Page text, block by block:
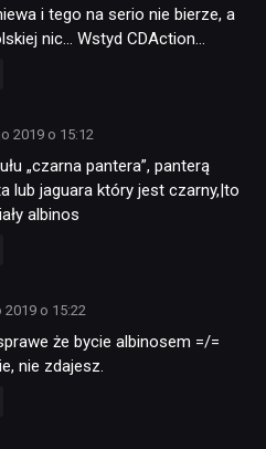
i tego na serio nie bierze, a
nic… Wstyd CDAction…
2019 o 15:12
„czarna pantera”, panterą
lub jaguara który jest czarny,|to
albinos
o 15:22
że bycie albinosem =/=
nie zdajesz.